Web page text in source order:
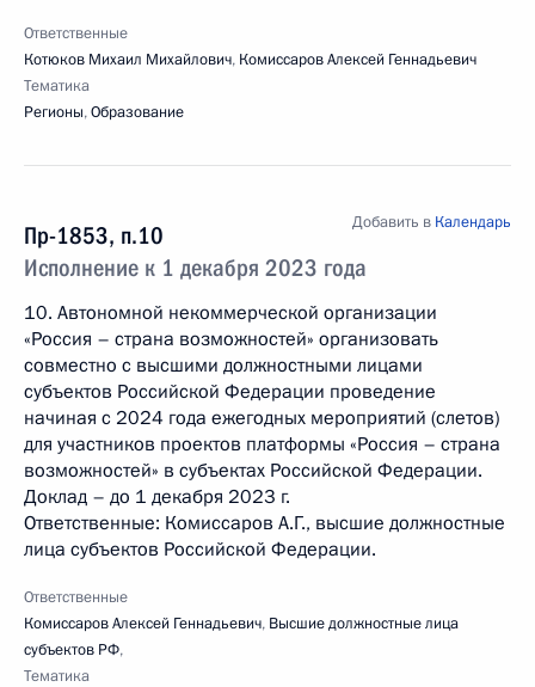
Ответственные
Котюков Михаил Михайлович, Комиссаров Алексей Геннадьевич
Тематика
Регионы,Образование
Пр-1853, п.10
Исполнение к 1 декабря 2023 года
Добавить в Календарь
10. Автономной некоммерческой организации
«Россия – страна возможностей» организовать
совместно с высшими должностными лицами
субъектов Российской Федерации проведение
начиная с 2024 года ежегодных мероприятий (слетов)
для участников проектов платформы «Россия – страна
возможностей» в субъектах Российской Федерации.
Доклад – до 1 декабря 2023 г.
Ответственные: Комиссаров А.Г., высшие должностные
лица субъектов Российской Федерации.
Ответственные
Комиссаров Алексей Геннадьевич, Высшие должностные лица
субъектов РФ,
Тематика